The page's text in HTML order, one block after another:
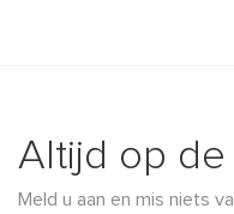
Altijd op
Meld u aan en mis niets